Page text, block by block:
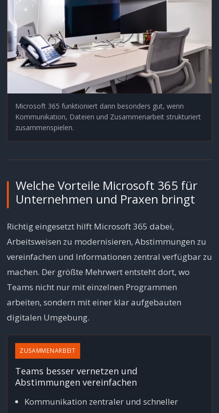
Microsoft 365 funktioniert dann besonders gut, wenn
Kommunikation, Dateien und Zusammenarbeit strukturiert
zusammenspielen.
Welche Vorteile Microsoft 365 für
Unternehmen und Praxen bringt
Richtig eingesetzt hilft Microsoft 365 dabei,
Arbeitsweisen zu modernisieren, Abstimmungen zu
vereinfachen und Informationen zentral verfügbar zu
machen. Der größte Mehrwert entsteht dort, wo
Teams nicht nur mit einzelnen Programmen
arbeiten, sondern mit einer klar aufgebauten
digitalen Umgebung.
ZUSAMMENARBEIT
Teams besser vernetzen und
Abstimmungen vereinfachen
Kommunikation zentraler und schneller